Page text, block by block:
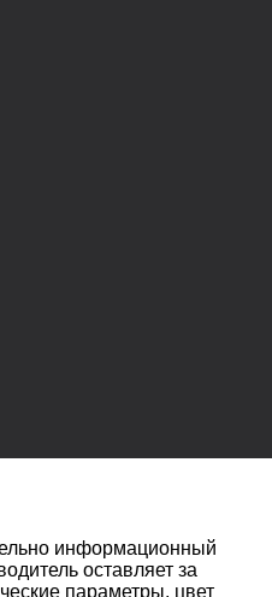
информационный
оставляет за
параметры, цвет